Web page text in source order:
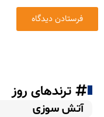
ترندهای روز
آتش سوزی